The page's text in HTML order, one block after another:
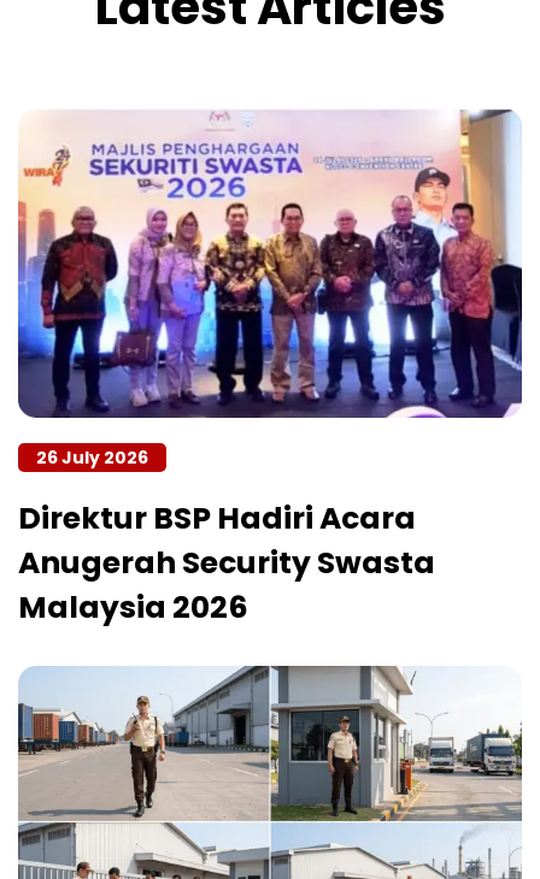
26 July 2026
Direktur BSP Hadiri Acara
Anugerah Security Swasta
Malaysia 2026